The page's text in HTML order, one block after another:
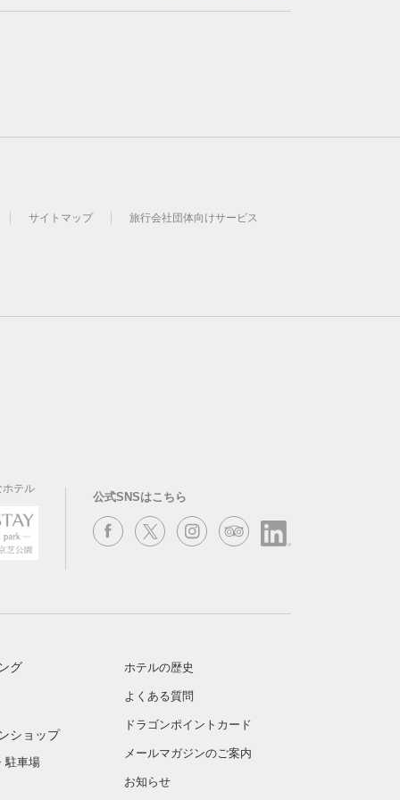
サイトマップ 旅行会社団体向けサービス
ホテル
公式SNSはこちら
グ
ショップ
駐車場
ホテルの歴史
よくある質問
ドラゴンポイントカード
メールマガジンのご案内
お知らせ